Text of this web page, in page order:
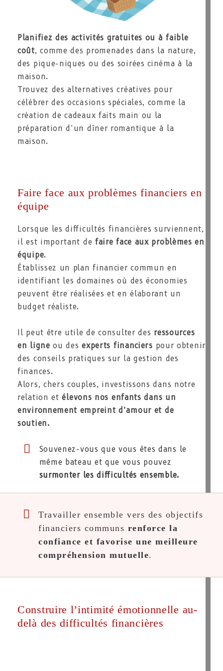
Planifiez des activités gratuites ou à faible
coût, comme des promenades dans la nature,
des pique-niques ou des soirées cinéma à la
maison.
Trouvez des alternatives créatives pour
célébrer des occasions spéciales, comme la
création de cadeaux faits main ou la
préparation d’un dîner romantique à la
maison.
Faire face aux problèmes financiers en
équipe
Lorsque les difficultés financières surviennent,
il est important de faire face aux problèmes en
équipe.
Établissez un plan financier commun en
identifiant les domaines où des économies
peuvent être réalisées et en élaborant un
budget réaliste.
Il peut être utile de consulter des ressources
en ligne ou desexperts financiers pour obtenir
des conseils pratiques sur la gestion des
finances.
Alors, chers couples, investissons dans notre
relation etélevons nos enfants dans un
environnement empreint d’amour et de
soutien.
Souvenez-vous que vous êtes dans le
même bateau et que vous pouvez
surmonter les difficultés ensemble.
Travailler ensemble vers des objectifs
financiers communs renforce la
confiance et favorise une meilleure
compréhension mutuelle.
Construire l’intimité émotionnelle au-
delà des difficultés financières